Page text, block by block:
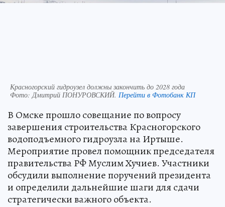
Красногорский гидроузел должны закончить до 2028 года
Фото: Дмитрий ПОНУРОВСКИЙ. Перейти в Фотобанк КП
В Омске прошло совещание по вопросу
завершения строительства Красногорского
водоподъемного гидроузла на Иртыше.
Мероприятие провел помощник председателя
правительства РФ Муслим Хучиев. Участники
обсудили выполнение поручений президента
и определили дальнейшие шаги для сдачи
стратегически важного объекта.